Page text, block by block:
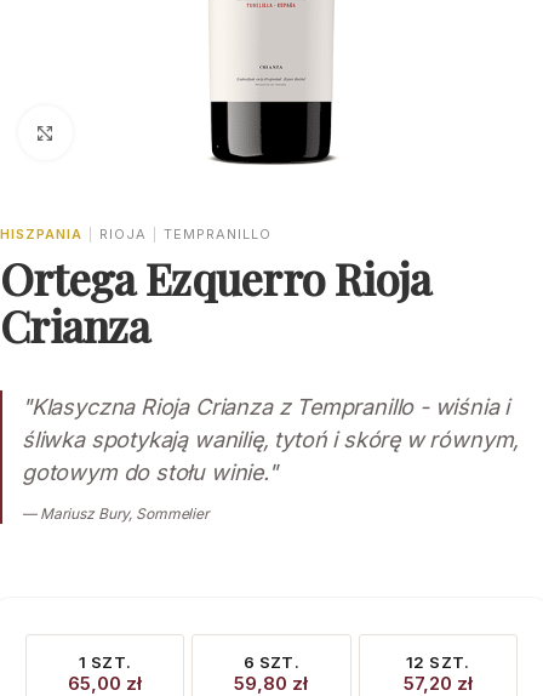
HISZPANIA RIOJA TEMPRANILLO
Ortega Ezquerro Rioja
Crianza
"Klasyczna Rioja Crianza z Tempranillo - wiśnia i
śliwka spotykają wanilię, tytoń i skórę w równym,
gotowym do stołu winie."
— Mariusz Bury, Sommelier
1 SZT.
65,00 zł
6 SZT.
59,80 zł
12 SZT.
57,20 zł